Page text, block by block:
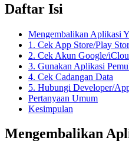
Daftar Isi
Mengembalikan Aplikasi
1. Cek App Store/Play
2. Cek Akun Google/
3. Gunakan Aplikasi
4. Cek Cadangan Data
5. Hubungi Developer/
Pertanyaan Umum
Kesimpulan
Mengembalikan